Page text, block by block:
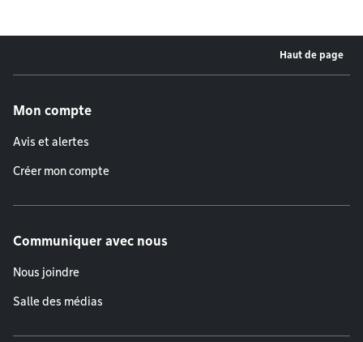
Haut de page
Mon compte
Avis et alertes
Créer mon compte
Communiquer avec nous
Nous joindre
Salle des médias